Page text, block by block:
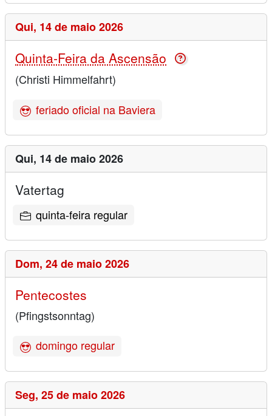
Qui, 14 de maio 2026
Quinta-Feira da Ascensão
(Christi Himmelfahrt)
feriado oficial na Baviera
Qui, 14 de maio 2026
Vatertag
quinta-feira regular
Dom, 24 de maio 2026
Pentecostes
(Pfingstsonntag)
domingo regular
Seg, 25 de maio 2026